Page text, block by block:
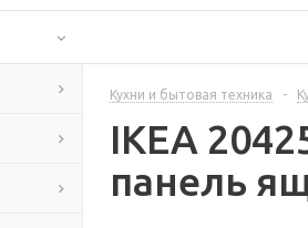
Кухни и бытовая техника -
IKEA
панель